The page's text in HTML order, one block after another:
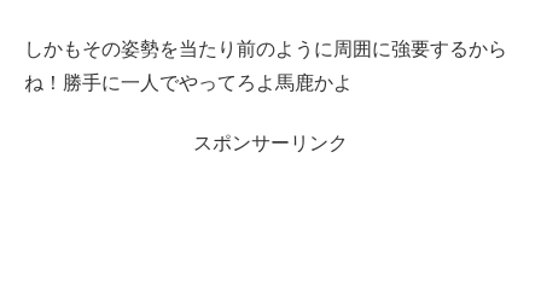
しかもその姿勢を当たり前のように周囲に強要するから
ね！勝手に一人でやってろよ馬鹿かよ
スポンサーリンク